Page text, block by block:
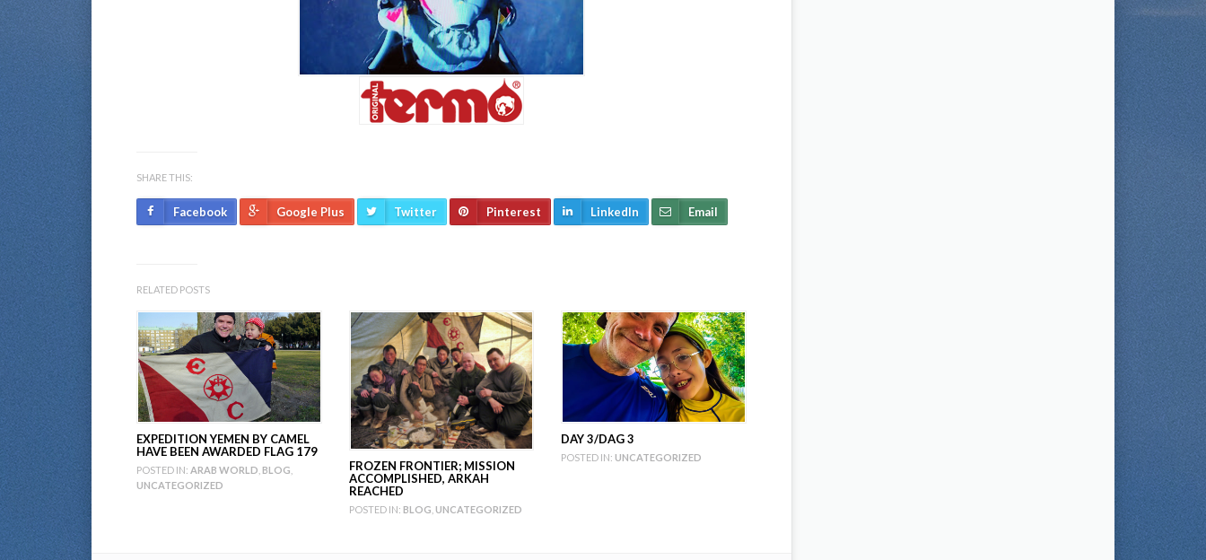
SHARE THIS:
Facebook Google Plus Twitter Pinterest LinkedIn Email
RELATED POSTS
EXPEDITION YEMEN BY CAMEL
HAVE BEEN AWARDED FLAG 179
POSTED IN: ARAB WORLD BLOG
UNCATEGORIZED
FROZEN FRONTIER; MISSION
ACCOMPLISHED, ARKAH
REACHED
POSTED IN: BLOG UNCATEGORIZED
DAY 3/DAG 3
POSTED IN: UNCATEGORIZED